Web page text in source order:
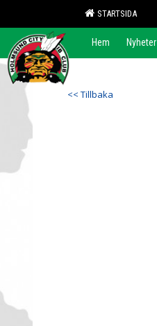
STARTSIDA
Hem Nyheter
<< Tillbaka